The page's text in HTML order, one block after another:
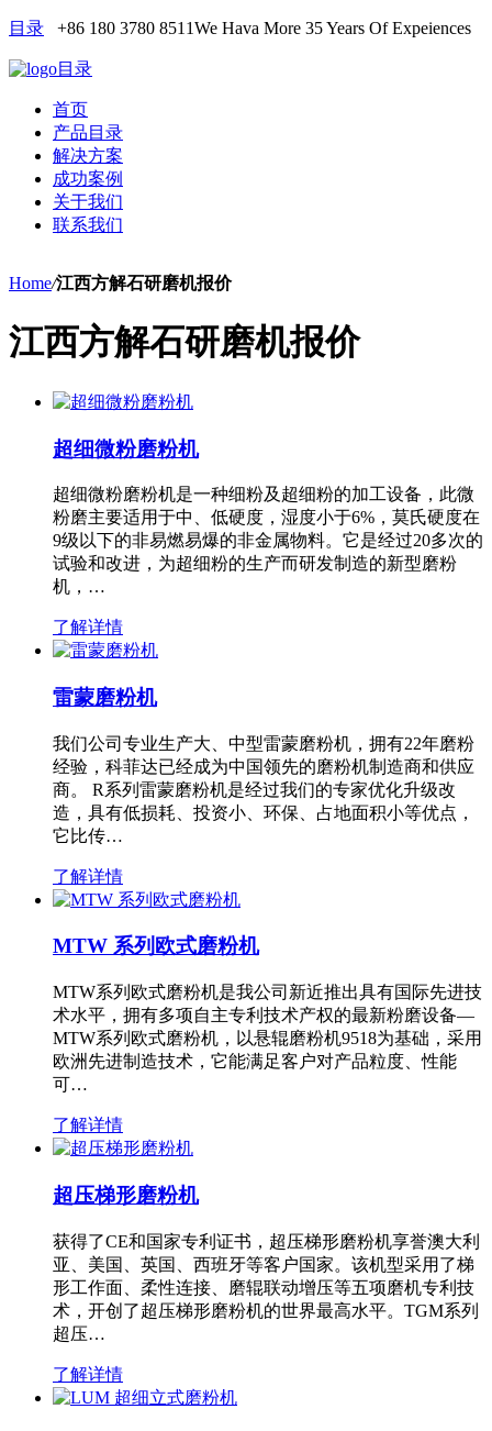
目录 +86 180 3780 8511We Hava More 35 Years Of Expeiences
目录
首页
产品目录
解决方案
成功案例
关于我们
联系我们
Home/江西方解石研磨机报价
江西方解石研磨机报价
超细微粉磨粉机
超细微粉磨粉机是一种细粉及超细粉的加工设备，此微
粉磨主要适用于中、低硬度，湿度小于6%，莫氏硬度在
9级以下的非易燃易爆的非金属物料。它是经过20多次的
试验和改进，为超细粉的生产而研发制造的新型磨粉
机，…
了解详情
雷蒙磨粉机
我们公司专业生产大、中型雷蒙磨粉机，拥有22年磨粉
经验，科菲达已经成为中国领先的磨粉机制造商和供应
商。 R系列雷蒙磨粉机是经过我们的专家优化升级改
造，具有低损耗、投资小、环保、占地面积小等优点，
它比传…
了解详情
MTW 系列欧式磨粉机
MTW系列欧式磨粉机是我公司新近推出具有国际先进技
术水平，拥有多项自主专利技术产权的最新粉磨设备—
MTW系列欧式磨粉机，以悬辊磨粉机9518为基础，采用
欧洲先进制造技术，它能满足客户对产品粒度、性能
可…
了解详情
超压梯形磨粉机
获得了CE和国家专利证书，超压梯形磨粉机享誉澳大利
亚、美国、英国、西班牙等客户国家。该机型采用了梯
形工作面、柔性连接、磨辊联动增压等五项磨机专利技
术，开创了超压梯形磨粉机的世界最高水平。TGM系列
超压…
了解详情